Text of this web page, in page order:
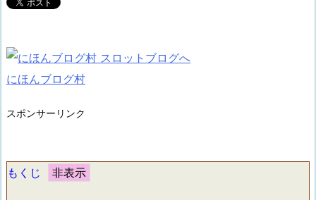
にほんブログ村
スポンサーリンク
もくじ